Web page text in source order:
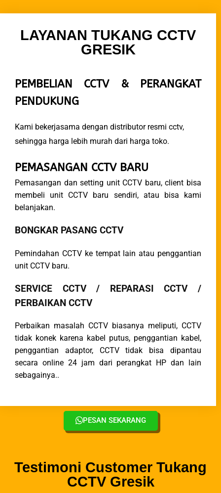
LAYANAN TUKANG CCTV
GRESIK
PEMBELIAN CCTV & PERANGKAT
PENDUKUNG
Kami bekerjasama dengan distributor resmi cctv,
sehingga harga lebih murah dari harga toko.
PEMASANGAN CCTV BARU
Pemasangan dan setting unit CCTV baru, client bisa
membeli unit CCTV baru sendiri, atau bisa kami
belanjakan.
BONGKAR PASANG CCTV
Pemindahan CCTV ke tempat lain atau penggantian
unit CCTV baru.
SERVICE CCTV / REPARASI CCTV /
PERBAIKAN CCTV
Perbaikan masalah CCTV biasanya meliputi, CCTV
tidak konek karena kabel putus, penggantian kabel,
penggantian adaptor, CCTV tidak bisa dipantau
secara online 24 jam dari perangkat HP dan lain
sebagainya..
PESAN SEKARANG
Testimoni Customer Tukang
CCTV Gresik